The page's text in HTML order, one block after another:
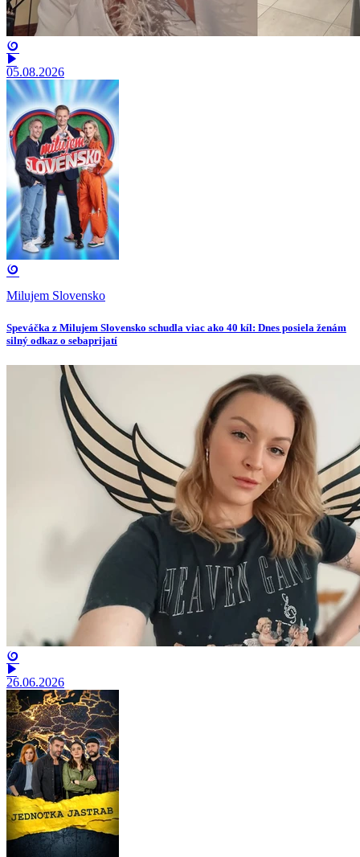
05.08.2026
Milujem Slovensko
Speváčka z Milujem Slovensko schudla viac ako 40 kíl: Dnes posiela ženám
silný odkaz o sebaprijatí
26.06.2026